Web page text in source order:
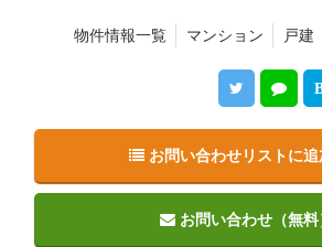
物件情報一覧 マンション 戸建
お問い合わせリストに追
お問い合わせ（無料